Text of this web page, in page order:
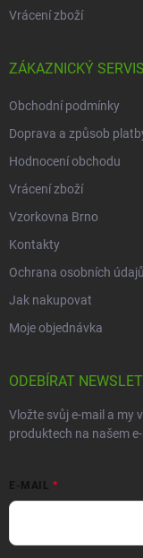
Vrácení zboží
ZÁKAZNICKÝ SERVIS
Obchodní podmínky
Doprava a způsob
Hodnocení obchodu
Vrácení zboží
Vzorkovna Brno
Kontakty
Ochrana osobních údajů
Jak nakupovat
Moje objednávka
ODEBÍRAT
Vložte svůj e-mail a my
produktech na našem
E-MAIL